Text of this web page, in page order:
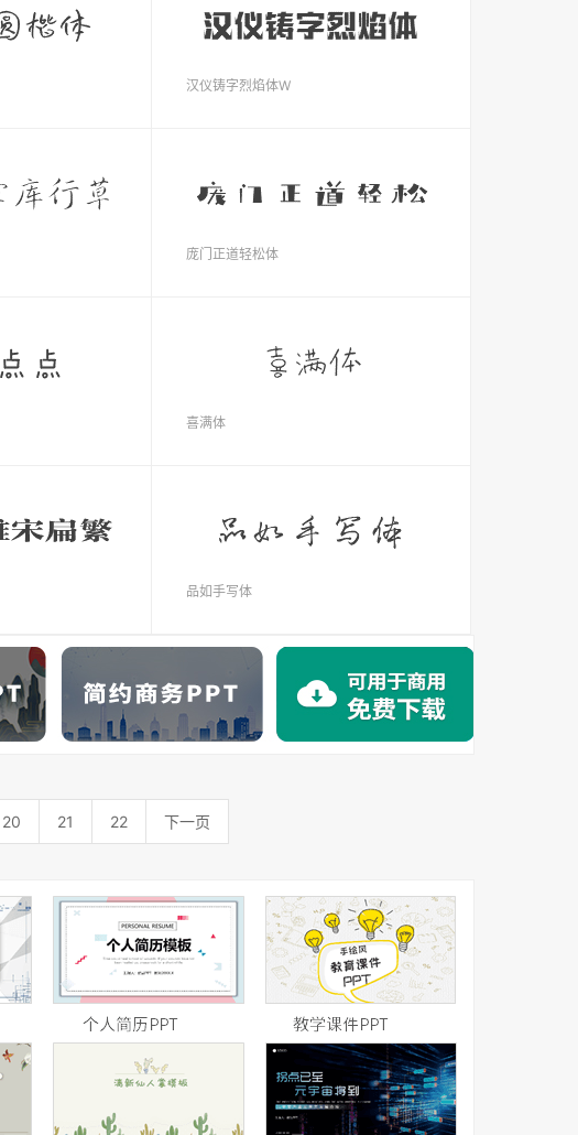
汉仪铸字烈焰体W
庞门正道轻松体
喜满体
品如手写体
20 21 22 下一页